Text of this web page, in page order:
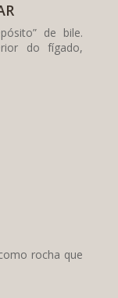
de bile.
do fígado,
rocha que